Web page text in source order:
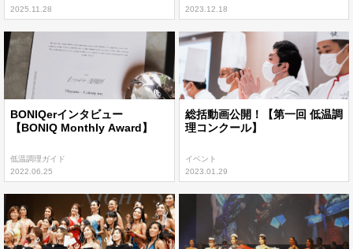
2025.11.28 2023.12.18
BONIQerインタビュー
【BONIQ Monthly Award】
低温調理ガイド
2022.06.25
総括動画公開！【第一回 低温調
理コンクール】
イベント
2023.01.29